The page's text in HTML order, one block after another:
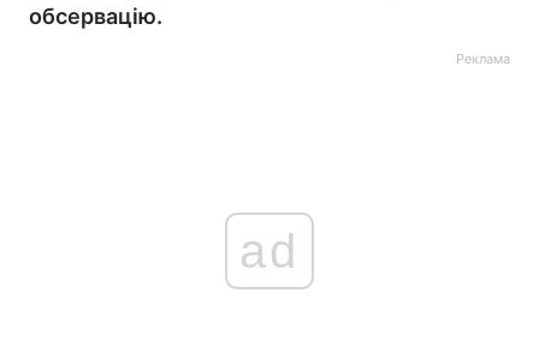
обсервацію.
Реклама
ad